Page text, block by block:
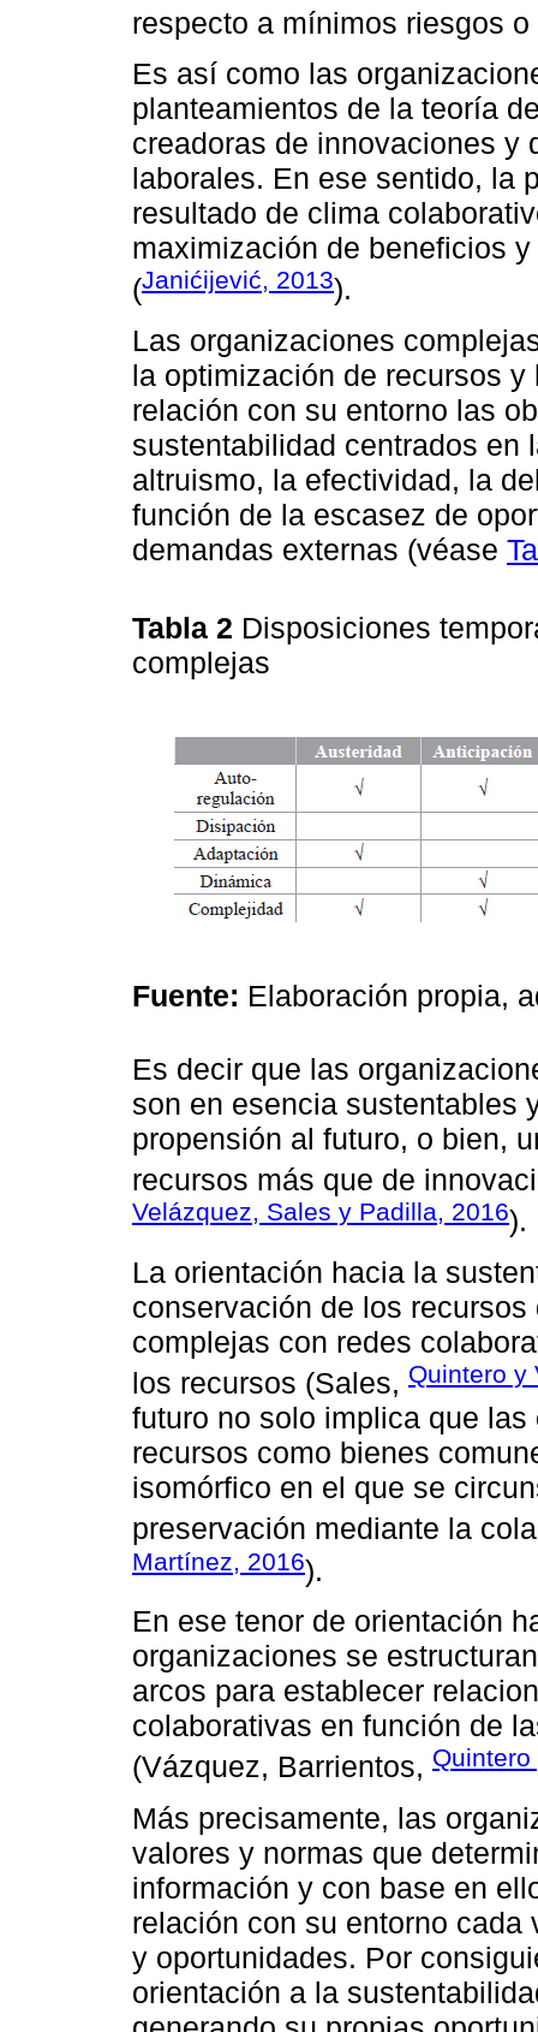
respecto a mínimos riesgos
Es así como las
planteamientos de la teoría
creadoras de innovaciones y
laborales. En ese sentido, la
resultado de clima
maximización de beneficios
(Janićijević, 2013).
Las organizaciones
la optimización de recursos
relación con su entorno las
sustentabilidad centrados en
altruismo, la efectividad, la
función de la escasez de
demandas externas (véase
Tabla 2 Disposiciones
complejas
Fuente: Elaboración propia,
Es decir que las
son en esencia sustentables
propensión al futuro, o bien,
recursos más que de
Velázquez, Sales y Padilla, 2016).
La orientación hacia la
conservación de los
complejas con redes
los recursos (Sales, Quintero y
futuro no solo implica que
recursos como bienes
isomórfico en el que se
preservación mediante la
Martínez, 2016).
En ese tenor de orientación
organizaciones se
arcos para establecer
colaborativas en función de
(Vázquez, Barrientos,
Más precisamente, las
valores y normas que
información y con base en
relación con su entorno
y oportunidades. Por
orientación a la